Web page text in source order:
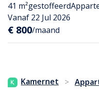
41 m²gestoffeerd
Vanaf 22 Jul 2026
€ 800/maand
Kamernet >